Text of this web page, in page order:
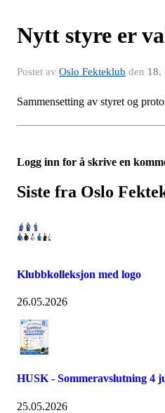
Nytt styre er
Postet av Oslo Fekteklub den 18.
Sammensetting av styret og
Logg inn for å skrive en
Siste fra Oslo
Klubbkolleksjon med logo
26.05.2026
HUSK - Sommeravslutning 4
25.05.2026